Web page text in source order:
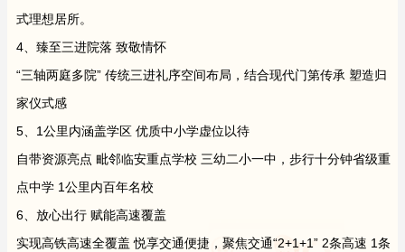
式理想居所。
4、臻至三进院落 致敬情怀
“三轴两庭多院” 传统三进礼序空间布局，结合现代门第传承 塑造归
家仪式感
5、1公里内涵盖学区 优质中小学虚位以待
自带资源亮点 毗邻临安重点学校 三幼二小一中，步行十分钟省级重
点中学 1公里内百年名校
6、放心出行 赋能高速覆盖
实现高铁高速全覆盖 悦享交通便捷，聚焦交通“2+1+1” 2条高速 1条